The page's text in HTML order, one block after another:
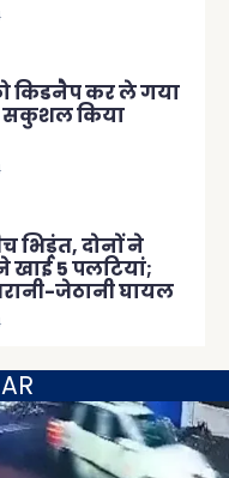
किडनैप कर ले गया
सकुशल किया
भिड़ंत, दोनों ने
खाई 5 पलटियां;
जेठानी घायल